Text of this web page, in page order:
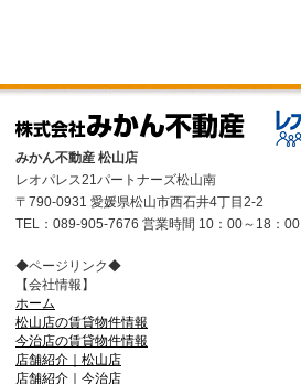
みかん不動産 松山店
レオパレス21パートナーズ松山南
〒790-0931 愛媛県松山市西石井4丁目2-2
TEL：089-905-7676 営業時間 10：00～18：00
◆ページリンク◆
【会社情報】
ホーム
松山店の賃貸物件情報
今治店の賃貸物件情報
店舗紹介｜松山店
店舗紹介｜今治店